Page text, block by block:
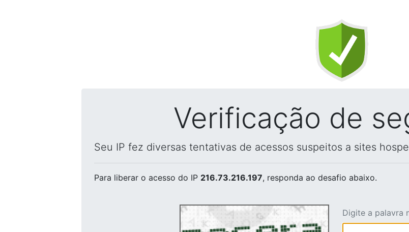
Verificação de
Seu IP fez diversas tentativas de acessos suspeitos a sites
Para liberar o acesso do IP 216.73.216.197, responda ao desafio abaixo.
Digite a palavra